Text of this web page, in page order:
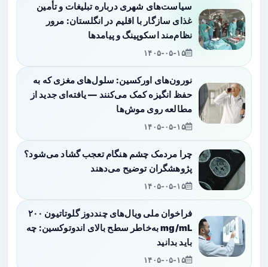
سیاست‌های شهری درباره تبلیغات و تأمین
غذای سازگار با اقلیم در انگلستان: مرور
نظام‌مند اسکوپینگ و پیامدها
۱۴۰۵-۰۵-۱۵
نورون‌های اورکسین: سلول‌های مغزی که به
حفظ انگیزه کمک می‌کنند — یافته‌ای جدید از
مطالعه روی موش‌ها
۱۴۰۵-۰۵-۱۵
چرا مردمک چشم هنگام تعجب گشاد می‌شود؟
پژوهشگران توضیح می‌دهند
۱۴۰۵-۰۵-۱۵
فراخوان ملی ویال‌های چنددوز گلوتاتیون ۲۰۰
mg/mL به‌خاطر سطح بالای اندوتوکسین: چه
باید بدانید
۱۴۰۵-۰۵-۱۵